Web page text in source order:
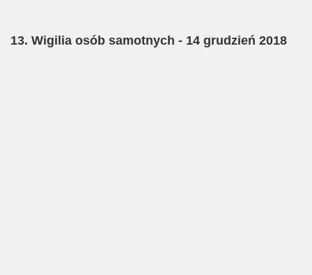
13. Wigilia osób samotnych - 14 grudzień 2018